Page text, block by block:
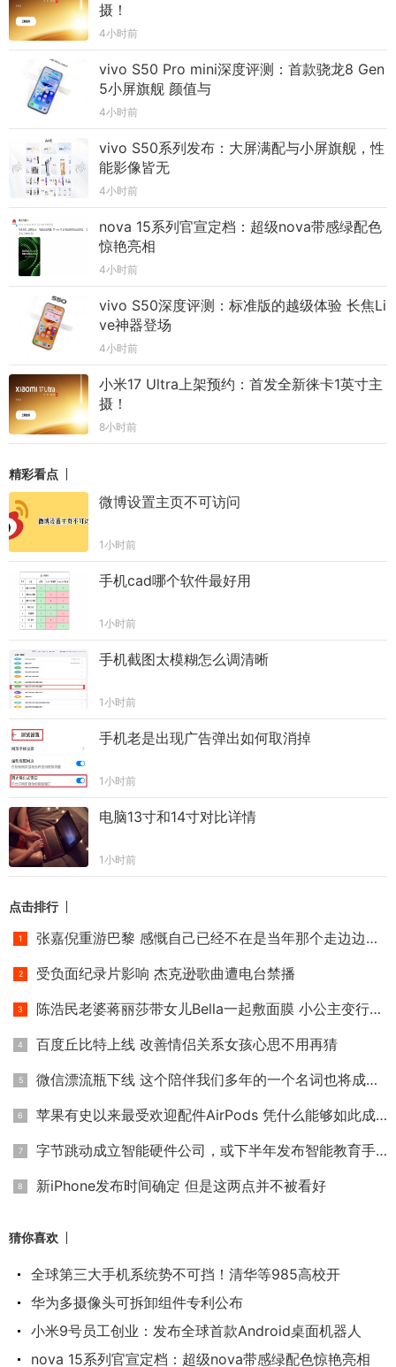
摄！
4小时前
vivo S50 Pro mini深度评测：首款骁龙8 Gen
5小屏旗舰 颜值与
4小时前
vivo S50系列发布：大屏满配与小屏旗舰，性
能影像皆无
4小时前
nova 15系列官宣定档：超级nova带感绿配色
惊艳亮相
4小时前
vivo S50深度评测：标准版的越级体验 长焦Li
ve神器登场
4小时前
小米17 Ultra上架预约：首发全新徕卡1英寸主
摄！
8小时前
精彩看点
微博设置主页不可访问
1小时前
手机cad哪个软件最好用
1小时前
手机截图太模糊怎么调清晰
1小时前
手机老是出现广告弹出如何取消掉
1小时前
电脑13寸和14寸对比详情
1小时前
点击排行
张嘉倪重游巴黎 感慨自己已经不在是当年那个走边边的小小姑娘
受负面纪录片影响 杰克逊歌曲遭电台禁播
陈浩民老婆蒋丽莎带女儿Bella一起敷面膜 小公主变行走的表情包
百度丘比特上线 改善情侣关系女孩心思不用再猜
微信漂流瓶下线 这个陪伴我们多年的一个名词也将成为历史
苹果有史以来最受欢迎配件AirPods 凭什么能够如此成功？
字节跳动成立智能硬件公司，或下半年发布智能教育手机
新iPhone发布时间确定 但是这两点并不被看好
猜你喜欢
全球第三大手机系统势不可挡！清华等985高校开
华为多摄像头可拆卸组件专利公布
小米9号员工创业：发布全球首款Android桌面机器人
nova 15系列官宣定档：超级nova带感绿配色惊艳亮相